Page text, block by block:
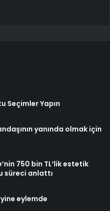
Seçimler Yapın
yanında olmak için
750 bin TL’lik estetik
süreci anlattı
eylemde